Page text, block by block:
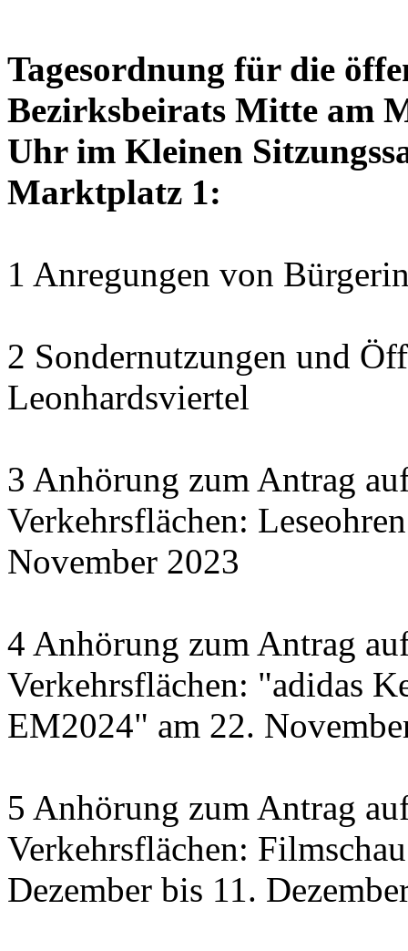
Tagesordnung für die
Bezirksbeirats Mitte am
Uhr im Kleinen
Marktplatz 1:
1 Anregungen von
2 Sondernutzungen und
Leonhardsviertel
3 Anhörung zum Antrag
Verkehrsflächen:
November 2023
4 Anhörung zum Antrag
Verkehrsflächen: "adidas
EM2024" am 22.
5 Anhörung zum Antrag
Verkehrsflächen:
Dezember bis 11.